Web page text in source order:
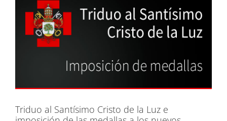
grande
Triduo al Santísimo Cristo de la Luz e